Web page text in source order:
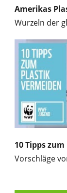
Amerikas
Wurzeln der
10 Tipps
Vorschläge